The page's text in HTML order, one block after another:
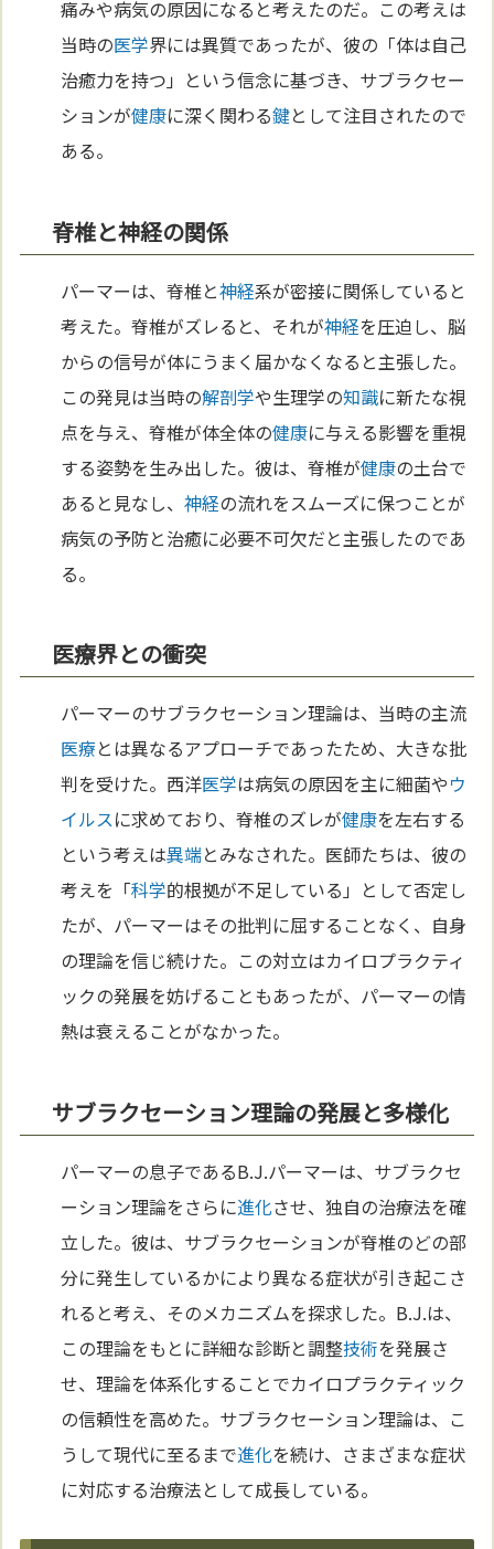
痛みや病気の原因になると考えたのだ。この考えは
当時の医学界には異質であったが、彼の「体は自己
治癒力を持つ」という信念に基づき、サブラクセー
ションが健康に深く関わる鍵として注目されたので
ある。
脊椎と神経の関係
パーマーは、脊椎と神経系が密接に関係していると
考えた。脊椎がズレると、それが神経を圧迫し、脳
からの信号が体にうまく届かなくなると主張した。
この発見は当時の解剖学や生理学の知識に新たな視
点を与え、脊椎が体全体の健康に与える影響を重視
する姿勢を生み出した。彼は、脊椎が健康の土台で
あると見なし、神経の流れをスムーズに保つことが
病気の予防と治癒に必要不可欠だと主張したのであ
る。
医療界との衝突
パーマーのサブラクセーション理論は、当時の主流
医療とは異なるアプローチであったため、大きな批
判を受けた。西洋医学は病気の原因を主に細菌やウ
イルスに求めており、脊椎のズレが健康を左右する
という考えは異端とみなされた。医師たちは、彼の
考えを「科学的根拠が不足している」として否定し
たが、パーマーはその批判に屈することなく、自身
の理論を信じ続けた。この対立はカイロプラクティ
ックの発展を妨げることもあったが、パーマーの情
熱は衰えることがなかった。
サブラクセーション理論の発展と多様化
パーマーの息子であるB.J.パーマーは、サブラクセ
ーション理論をさらに進化させ、独自の治療法を確
立した。彼は、サブラクセーションが脊椎のどの部
分に発生しているかにより異なる症状が引き起こさ
れると考え、そのメカニズムを探求した。B.J.は、
この理論をもとに詳細な診断と調整技術を発展さ
せ、理論を体系化することでカイロプラクティック
の信頼性を高めた。サブラクセーション理論は、こ
うして現代に至るまで進化を続け、さまざまな症状
に対応する治療法として成長している。